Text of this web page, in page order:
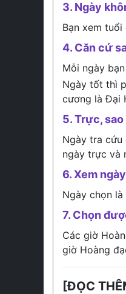
3. Ngày
Bạn xem
4. Căn cứ
Mỗi ngày
Ngày tốt thì
cương là Đại
5. Trực,
Ngày tra cứu
ngày trực và
6. Xem
Ngày chọn
7. Chọn
Các giờ
giờ Hoàng
[ĐỌC